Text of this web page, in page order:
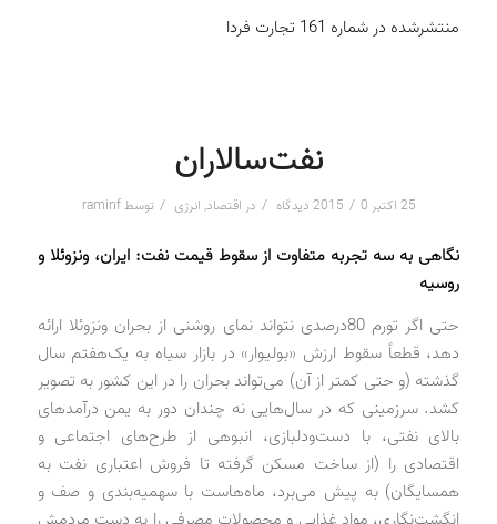
منتشرشده در شماره 161 تجارت فردا
نفت‌سالاران
25 اکتبر 2015 / 0 دیدگاه / در اقتصاد, انرژی / توسطraminf
نگاهی به سه تجربه متفاوت از سقوط قیمت نفت: ایران، ونزوئلا و
روسیه
حتی اگر تورم 80‌‌درصدی نتواند نمای روشنی از بحران ونزوئلا ارائه
دهد، قطعاً سقوط ارزش «بولیوار» در بازار سیاه به یک‌هفتم سال
گذشته (و حتی کمتر از آن) می‌تواند بحران را در این کشور به تصویر
کشد. سرزمینی که در سال‌هایی نه چندان دور به یمن درآمدهای
بالای نفتی، با دست‌ودلبازی، انبوهی از طرح‌های اجتماعی و
اقتصادی را (از ساخت مسکن گرفته تا فروش اعتباری نفت به
همسایگان) به پیش می‌برد، ماه‌هاست با سهمیه‌بندی و صف و